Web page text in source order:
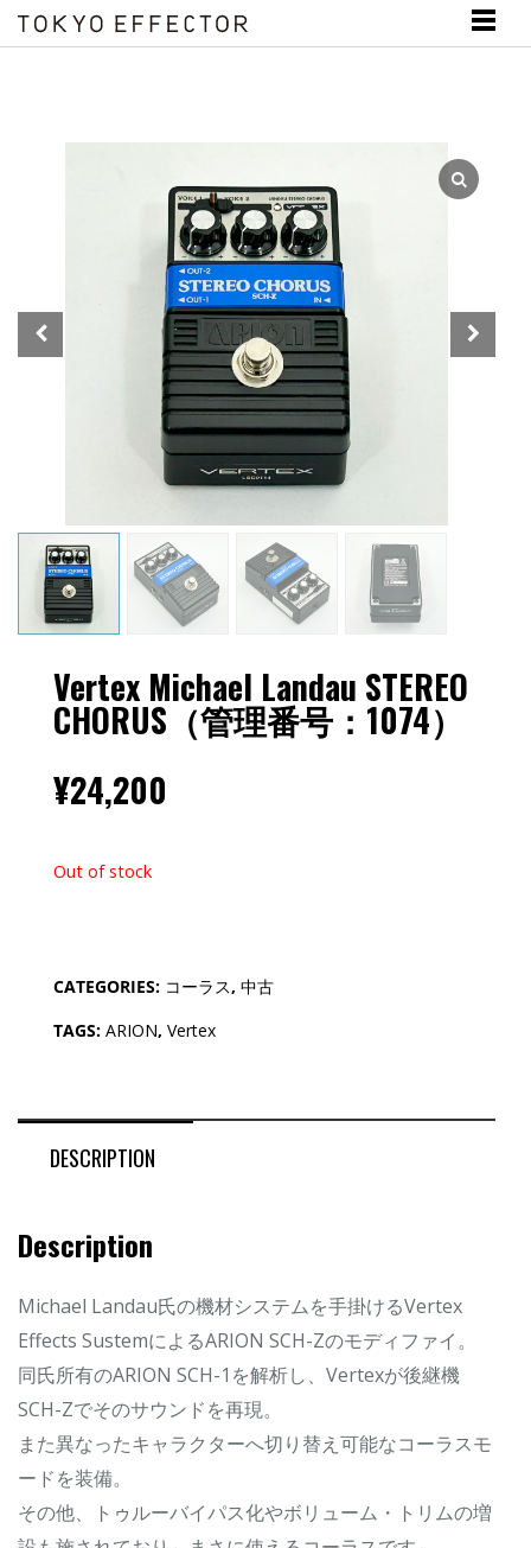
Vertex Michael Landau STEREO
CHORUS（管理番号：1074）
¥24,200
Out of stock
CATEGORIES: コーラス, 中古
TAGS: ARION, Vertex
DESCRIPTION
Description
Michael Landau氏の機材システムを手掛けるVertex
Effects SustemによるARION SCH-Zのモディファイ。
同氏所有のARION SCH-1を解析し、Vertexが後継機
SCH-Zでそのサウンドを再現。
また異なったキャラクターへ切り替え可能なコーラスモ
ードを装備。
その他、トゥルーバイパス化やボリューム・トリムの増